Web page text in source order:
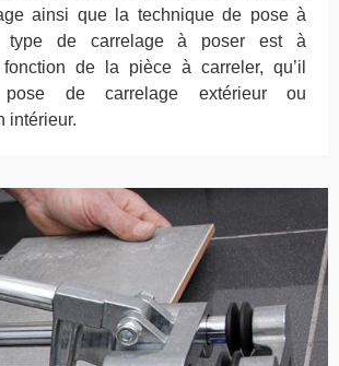
ainsi que la technique de pose à
type de carrelage à poser est à
de la pièce à carreler, qu’il
pose de carrelage extérieur ou
intérieur.